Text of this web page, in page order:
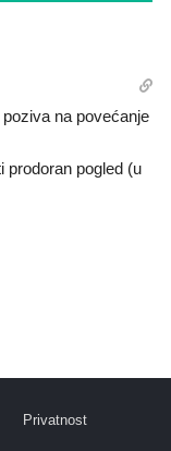
na povećanje
prodoran pogled (u
Privatnost